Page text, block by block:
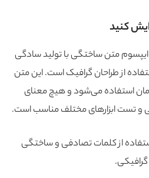
کنید
متن ساختگی با تولید سادگی
از طراحان گرافیک است. این متن
استفاده می‌شود و هیچ معنای
و تست ابزارهای مختلف مناسب است.
از کلمات تصادفی و ساختگی